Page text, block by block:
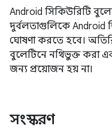
Android সিকিউরিটি
দুর্বলতাগুলিকে Android
ঘোষণা করতে হবে।
বুলেটিনে নথিভুক্ত করা
জন্য প্রয়োজন হয় না।
সংস্করণ